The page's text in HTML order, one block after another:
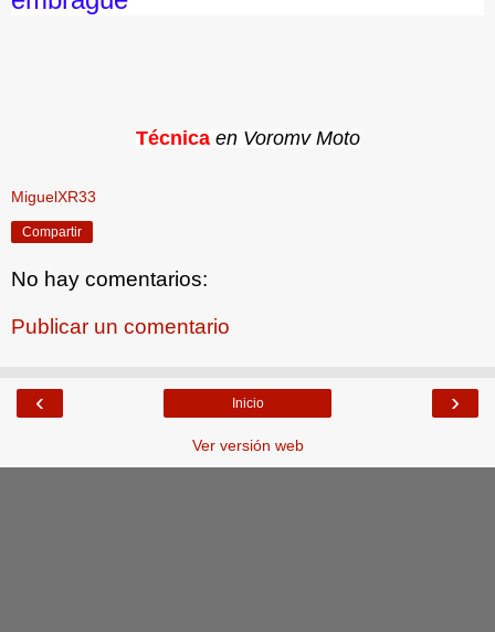
Técnica en Voromv Moto
MiguelXR33
Compartir
No hay comentarios:
Publicar un comentario
‹ ›
Inicio
Ver versión web